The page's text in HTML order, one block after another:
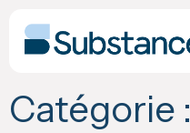
content
Catégorie :